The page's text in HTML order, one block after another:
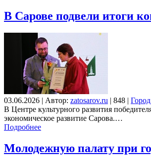
В Сарове подвели итоги
03.06.2026 | Автор: zatosarov.ru | 848 | Город
В Центре культурного развития
экономическое развитие Сарова.…
Подробнее
Молодежную палату при